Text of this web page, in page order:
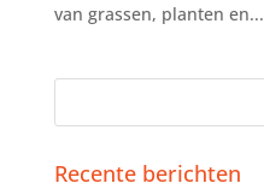
van grassen, planten en...
Recente berichten